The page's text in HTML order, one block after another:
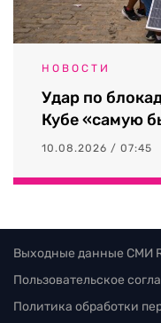
НОВОСТИ
Удар по
Кубе «самую
10.08.2026 / 07:45
Выходные данные СМИ
Пользовательское
Политика обработки